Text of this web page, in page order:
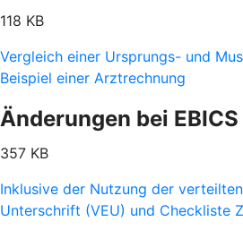
118 KB
Vergleich einer Ursprungs- und
Beispiel einer Arztrechnung
Änderungen bei EBICS
357 KB
Inklusive der Nutzung der
Unterschrift (VEU) und Checkliste